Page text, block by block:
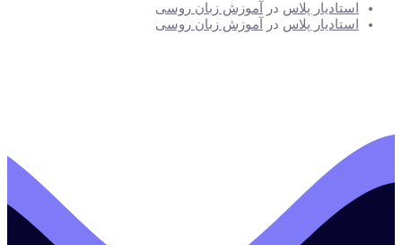
استادیار پلاس در
آموزش زبان روسی
استادیار پلاس در آموزش زبان روسی